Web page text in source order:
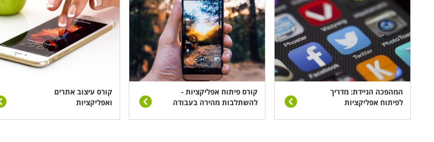
המהפכה הניידת: מדריך
לפיתוח אפליקציות
קורס פיתוח אפליקציות -
להשתלבות מהירה בעבודה
קורס עיצוב אתרים
ואפליקציות